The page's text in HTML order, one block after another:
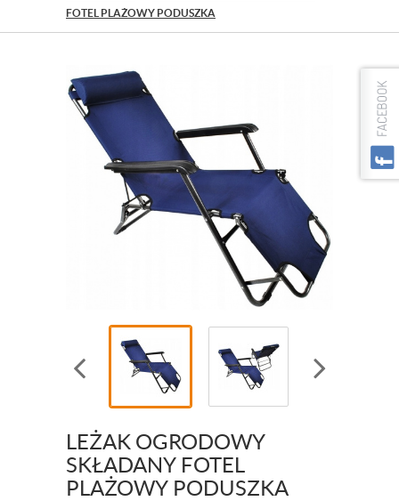
FOTEL PLAŻOWY PODUSZKA
LEŻAK OGRODOWY
SKŁADANY FOTEL
PLAŻOWY PODUSZKA